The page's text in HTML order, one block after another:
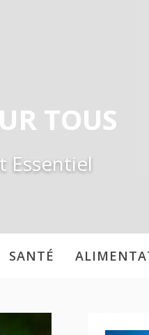
TOUS
Essentiel
SANTÉ